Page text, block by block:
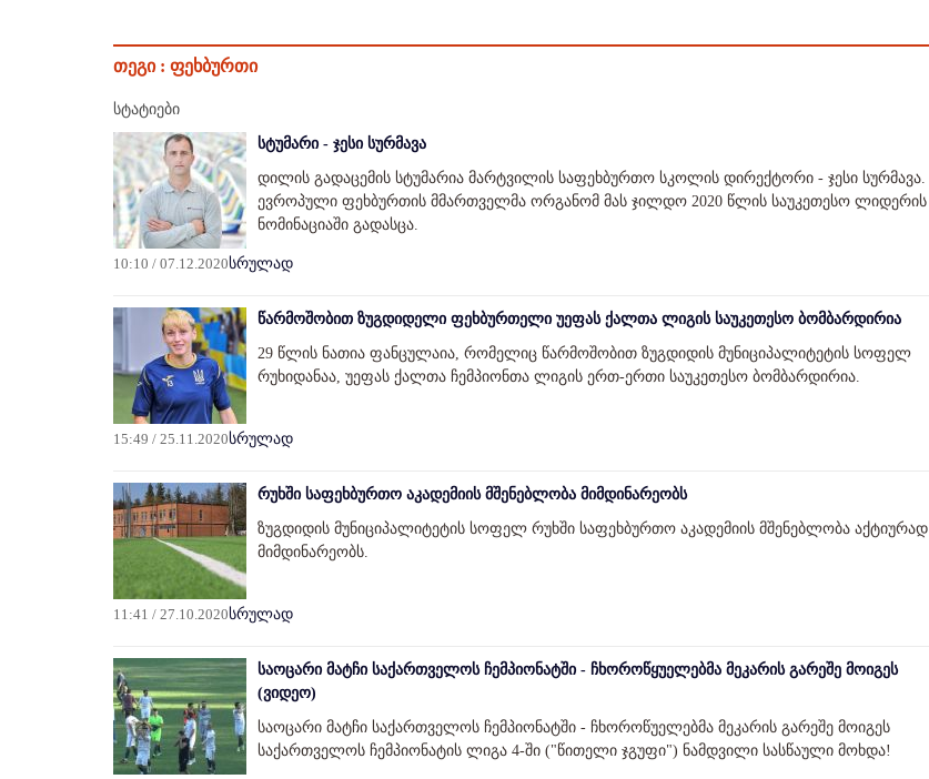
თეგი : ფეხბურთი
სტატიები
სტუმარი - ჯესი სურმავა
დილის გადაცემის სტუმარია მარტვილის საფეხბურთო სკოლის დირექტორი - ჯესი სურმავა.
ევროპული ფეხბურთის მმართველმა ორგანომ მას ჯილდო 2020 წლის საუკეთესო ლიდერის
ნომინაციაში გადასცა.
10:10 / 07.12.2020სრულად
წარმოშობით ზუგდიდელი ფეხბურთელი უეფას ქალთა ლიგის საუკეთესო ბომბარდირია
29 წლის ნათია ფანცულაია, რომელიც წარმოშობით ზუგდიდის მუნიციპალიტეტის სოფელ
რუხიდანაა, უეფას ქალთა ჩემპიონთა ლიგის ერთ-ერთი საუკეთესო ბომბარდირია.
15:49 / 25.11.2020სრულად
რუხში საფეხბურთო აკადემიის მშენებლობა მიმდინარეობს
ზუგდიდის მუნიციპალიტეტის სოფელ რუხში საფეხბურთო აკადემიის მშენებლობა აქტიურად
მიმდინარეობს.
11:41 / 27.10.2020სრულად
საოცარი მატჩი საქართველოს ჩემპიონატში - ჩხოროწყუელებმა მეკარის გარეშე მოიგეს
(ვიდეო)
საოცარი მატჩი საქართველოს ჩემპიონატში - ჩხოროწუელებმა მეკარის გარეშე მოიგეს
საქართველოს ჩემპიონატის ლიგა 4-ში ("წითელი ჯგუფი") ნამდვილი სასწაული მოხდა!